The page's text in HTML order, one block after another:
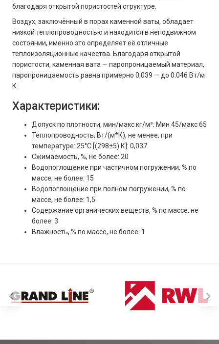
благодаря открытой пористостей структуре.
Воздух, заключённый в порах каменной ваты, обладает
низкой теплопроводностью и находится в неподвижном
состоянии, именно это определяет её отличные
теплоизоляционные качества. Благодаря открытой
пористости, каменная вата — паропроницаемый материал,
паропроницаемость равна примерно 0,039 — до 0.046 Вт/м
К.
Характеристики:
Допуск по плотности, мин/макс кг/м³: Мин 45/макс 65
Теплопроводность, Вт/(м*К), не менее, при
температуре: 25°С [(298±5) К]: 0,037
Сжимаемость, %, не более: 20
Водопоглощение при частичном погружении, % по
массе, не более: 15
Водопоглощение при полном погружении, % по
массе, не более: 1,5
Содержание органических веществ, % по массе, не
более: 3
Влажность, % по массе, не более: 1